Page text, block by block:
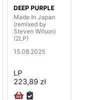
DEEP PURPLE
Made In Japan
(remixed by
Steven Wilson)
(2LP)
15.08.2025
LP
223,89 zł